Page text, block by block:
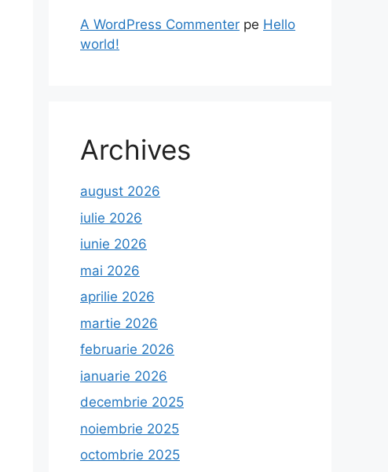
A WordPress Commenter pe Hello
world!
Archives
august 2026
iulie 2026
iunie 2026
mai 2026
aprilie 2026
martie 2026
februarie 2026
ianuarie 2026
decembrie 2025
noiembrie 2025
octombrie 2025